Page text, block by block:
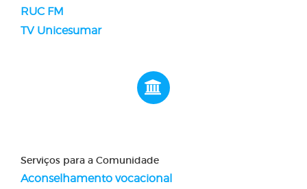
RUC FM
TV Unicesumar
Serviços para a Comunidade
Aconselhamento vocacional